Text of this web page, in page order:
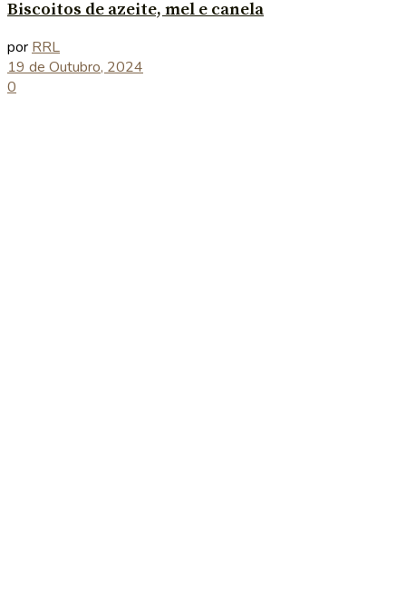
Biscoitos de azeite, mel e canela
por RRL
19 de Outubro, 2024
0